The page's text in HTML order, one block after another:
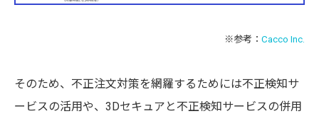
※参考： Cacco Inc.
そのため、不正注文対策を網羅するためには不正検知サ
ービスの活用や、3Dセキュアと不正検知サービスの併用